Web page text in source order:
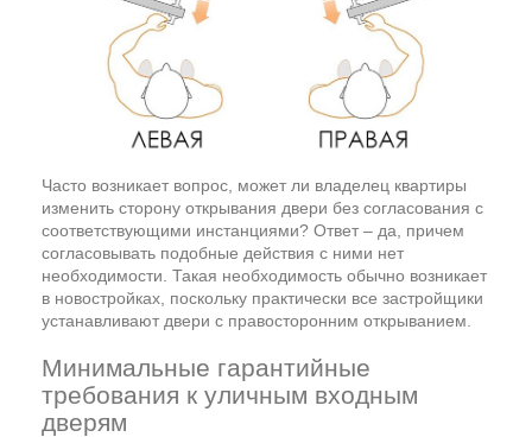
Часто возникает вопрос, может ли владелец квартиры
изменить сторону открывания двери без согласования с
соответствующими инстанциями? Ответ – да, причем
согласовывать подобные действия с ними нет
необходимости. Такая необходимость обычно возникает
в новостройках, поскольку практически все застройщики
устанавливают двери с правосторонним открыванием.
Минимальные гарантийные
требования к уличным входным
дверям